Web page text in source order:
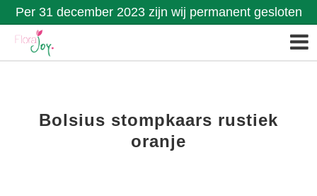
Per 31 december 2023 zijn wij permanent gesloten
Bolsius stompkaars rustiek
oranje